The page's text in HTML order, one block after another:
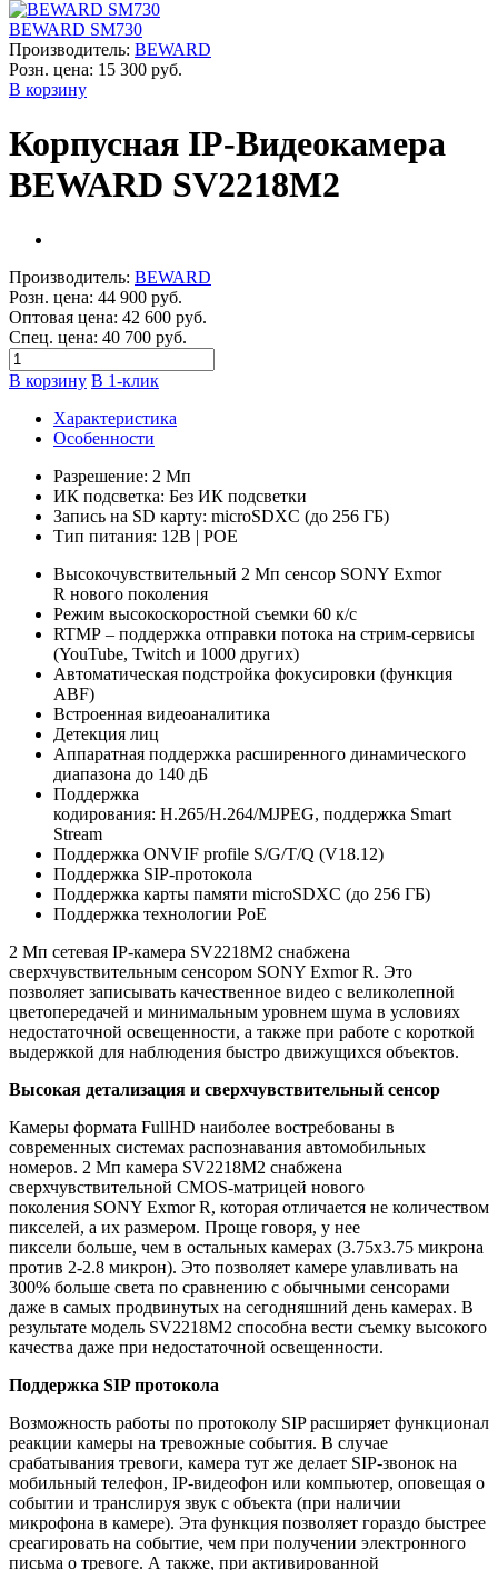
BEWARD SM730
Производитель: BEWARD
Розн. цена: 15 300 руб.
В корзину
Корпусная IP-Видеокамера
BEWARD SV2218M2
Производитель: BEWARD
Розн. цена: 44 900 руб.
Оптовая цена: 42 600 руб.
Спец. цена: 40 700 руб.
В корзину В 1-клик
Характеристика
Особенности
Разрешение: 2 Мп
ИК подсветка: Без ИК подсветки
Запись на SD карту: microSDXC (до 256 ГБ)
Тип питания: 12В | POE
Высокочувствительный 2 Мп сенсор SONY Exmor
R нового поколения
Режим высокоскоростной съемки 60 к/с
RTMP – поддержка отправки потока на стрим-сервисы
(YouTube, Twitch и 1000 других)
Автоматическая подстройка фокусировки (функция
ABF)
Встроенная видеоаналитика
Детекция лиц
Аппаратная поддержка расширенного динамического
диапазона до 140 дБ
Поддержка
кодирования: H.265/H.264/MJPEG, поддержка Smart
Stream
Поддержка ONVIF profile S/G/T/Q (V18.12)
Поддержка SIP-протокола
Поддержка карты памяти microSDXC (до 256 ГБ)
Поддержка технологии PoE
2 Мп сетевая IP-камера SV2218M2 снабжена
сверхчувствительным сенсором SONY Exmor R. Это
позволяет записывать качественное видео с великолепной
цветопередачей и минимальным уровнем шума в условиях
недостаточной освещенности, а также при работе с короткой
выдержкой для наблюдения быстро движущихся объектов.
Высокая детализация и сверхчувствительный сенсор
Камеры формата FullHD наиболее востребованы в
современных системах распознавания автомобильных
номеров. 2 Мп камера SV2218M2 снабжена
сверхчувствительной CMOS-матрицей нового
поколения SONY Exmor R, которая отличается не количеством
пикселей, а их размером. Проще говоря, у нее
пиксели больше, чем в остальных камерах (3.75x3.75 микрона
против 2-2.8 микрон). Это позволяет камере улавливать на
300% больше света по сравнению с обычными сенсорами
даже в самых продвинутых на сегодняшний день камерах. В
результате модель SV2218M2 способна вести съемку высокого
качества даже при недостаточной освещенности.
Поддержка SIP протокола
Возможность работы по протоколу SIP расширяет функционал
реакции камеры на тревожные события. В случае
срабатывания тревоги, камера тут же делает SIP-звонок на
мобильный телефон, IP-видеофон или компьютер, оповещая о
событии и транслируя звук с объекта (при наличии
микрофона в камере). Эта функция позволяет гораздо быстрее
среагировать на событие, чем при получении электронного
письма о тревоге. А также, при активированной